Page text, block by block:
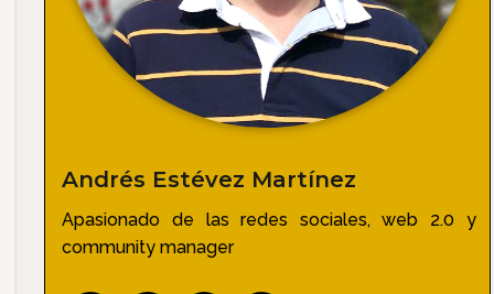
Andrés Estévez Martínez
Apasionado de las redes sociales, web 2.0 y
community manager